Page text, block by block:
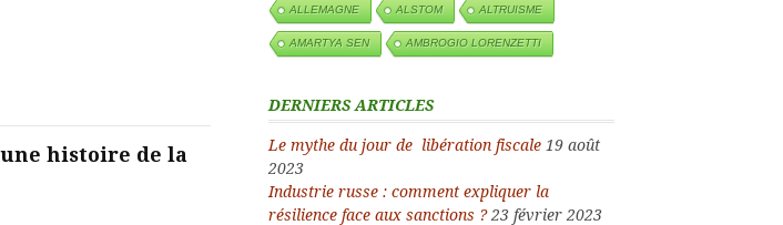
histoire de la
ALLEMAGNE ALSTOM ALTRUISME
AMARTYA SEN AMBROGIO LORENZETTI
DERNIERS ARTICLES
Le mythe du jour de libération fiscale 19 août
2023
Industrie russe : comment expliquer la
résilience face aux sanctions ? 23 février 2023